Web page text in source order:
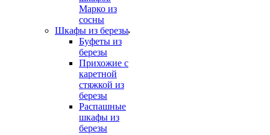
Марко из
сосны
Шкафы из березы
Буфеты из
березы
Прихожие с
каретной
стяжкой из
березы
Распашные
шкафы из
березы